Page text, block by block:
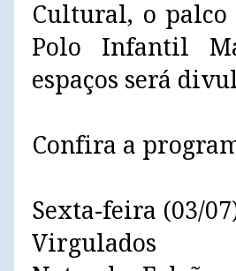
Cultural, o
Polo Infantil
espaços será
Confira a
Sexta-feira (03/
Virgulados